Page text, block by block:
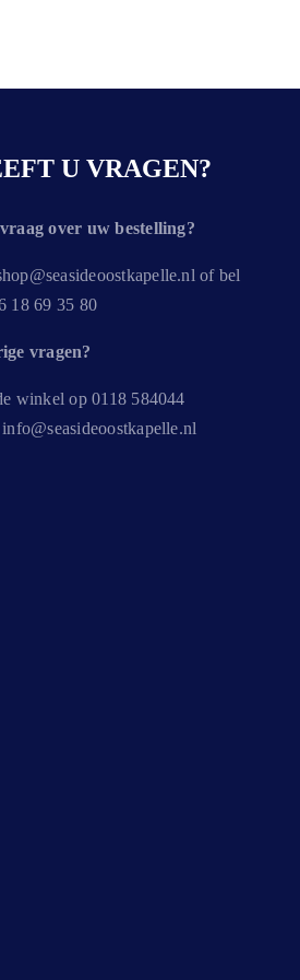
U VRAGEN?
over uw bestelling?
of bel
18 69 35 80
vragen?
winkel op 0118 584044